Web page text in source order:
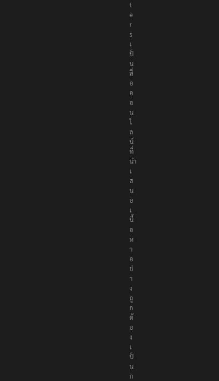
t
e
r
s
เ
ป็
น
สื่
อ
อ
อ
น
ไ
ล
น์
ที่
นำ
เ
ส
น
อ
เ
นื้
อ
ห
า
อ
ย่
า
ง
ถู
ก
ต้
อ
ง
เ
ป็
น
ก